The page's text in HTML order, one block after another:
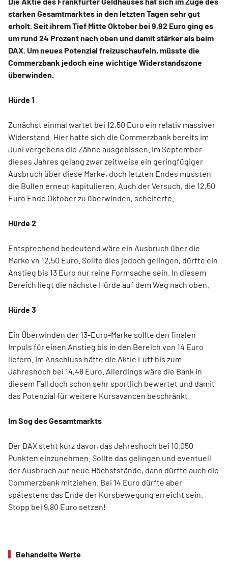
starken Gesamtmarktes in den letzten Tagen sehr gut
erholt. Seit ihrem Tief Mitte Oktober bei 9,92 Euro ging es
um rund 24 Prozent nach oben und damit stärker als beim
DAX. Um neues Potenzial freizuschaufeln, müsste die
Commerzbank jedoch eine wichtige Widerstandszone
überwinden.
Hürde 1
Zunächst einmal wartet bei 12,50 Euro ein relativ massiver
Widerstand. Hier hatte sich die Commerzbank bereits im
Juni vergebens die Zähne ausgebissen. Im September
dieses Jahres gelang zwar zeitweise ein geringfügiger
Ausbruch über diese Marke, doch letzten Endes mussten
die Bullen erneut kapitulieren. Auch der Versuch, die 12,50
Euro Ende Oktober zu überwinden, scheiterte.
Hürde 2
Entsprechend bedeutend wäre ein Ausbruch über die
Marke vn 12,50 Euro. Sollte dies jedoch gelingen, dürfte ein
Anstieg bis 13 Euro nur reine Formsache sein. In diesem
Bereich liegt die nächste Hürde auf dem Weg nach oben.
Hürde 3
Ein Überwinden der 13-Euro-Marke sollte den finalen
Impuls für einen Anstieg bis in den Bereich von 14 Euro
liefern. Im Anschluss hätte die Aktie Luft bis zum
Jahreshoch bei 14,48 Euro. Allerdings wäre die Bank in
diesem Fall doch schon sehr sportlich bewertet und damit
das Potenzial für weitere Kursavancen beschränkt.
Im Sog des Gesamtmarkts
Der DAX steht kurz davor, das Jahreshoch bei 10.050
Punkten einzunehmen. Sollte das gelingen und eventuell
der Ausbruch auf neue Höchststände, dann dürfte auch die
Commerzbank mitziehen. Bei 14 Euro dürfte aber
spätestens das Ende der Kursbewegung erreicht sein.
Stopp bei 9,80 Euro setzen!
Behandelte Werte